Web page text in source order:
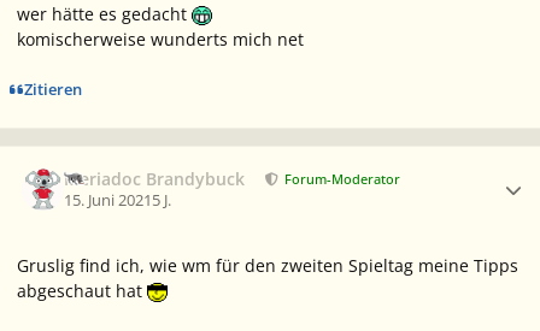
wer hätte es gedacht
komischerweise wunderts mich net
Zitieren
Meriadoc Brandybuck Forum-Moderator
15. Juni 20215 J.
Gruslig find ich, wie wm für den zweiten Spieltag meine Tipps
abgeschaut hat